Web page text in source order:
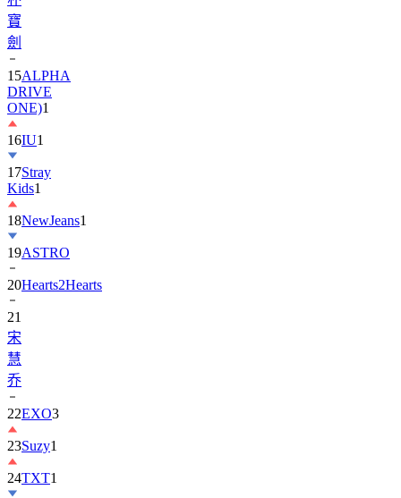
寶
劍
15ALPHA
DRIVE
ONE)1
16IU1
17Stray
Kids1
18NewJeans1
19ASTRO
20Hearts2Hearts
21
宋
慧
乔
22EXO3
23Suzy1
24TXT1